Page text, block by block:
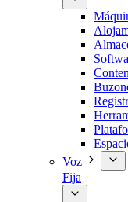
Voz
Fija